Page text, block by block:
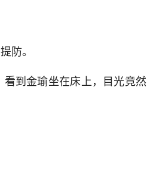
防。
到金瑜坐在床上，目光竟然